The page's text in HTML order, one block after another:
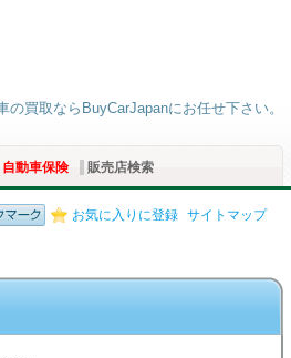
の買取ならBuyCarJapanにお任せ下さい。
自動車保険 販売店検索
お気に入りに登録 サイトマップ